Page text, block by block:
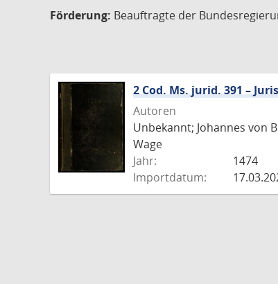
Förderung: Beauftragte der
2 Cod. Ms. jurid. 391 –
Autoren
Unbekannt; Johannes von
Wage
Jahr:
1474
Importdatum: